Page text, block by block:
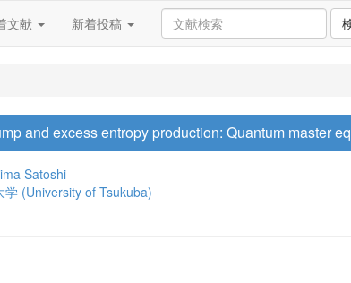
文献 新着投稿
and excess entropy production: Quantum master
Satoshi
学 (University of Tsukuba)